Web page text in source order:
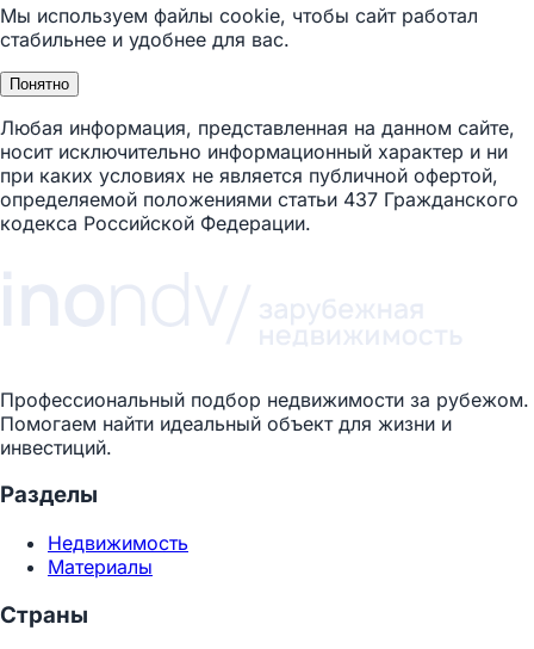
Мы используем файлы cookie, чтобы сайт работал
стабильнее и удобнее для вас.
Понятно
Любая информация, представленная на данном сайте,
носит исключительно информационный характер и ни
при каких условиях не является публичной офертой,
определяемой положениями статьи 437 Гражданского
кодекса Российской Федерации.
Профессиональный подбор недвижимости за рубежом.
Помогаем найти идеальный объект для жизни и
инвестиций.
Разделы
Недвижимость
Материалы
Страны